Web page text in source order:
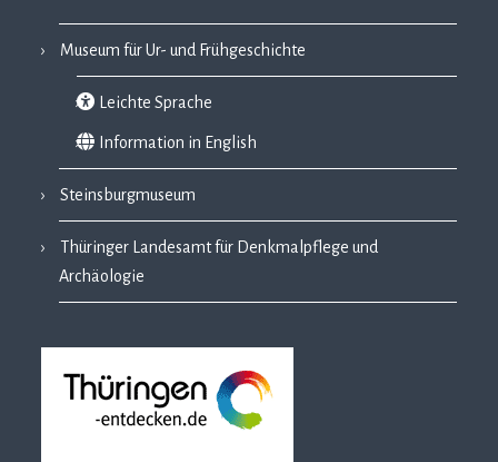
Museum für Ur- und Frühgeschichte
Leichte Sprache
Information in English
Steinsburgmuseum
Thüringer Landesamt für Denkmalpflege und
Archäologie